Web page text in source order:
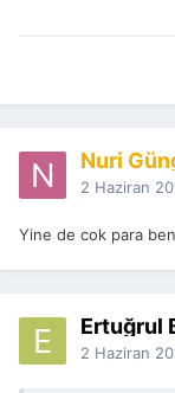
Nuri
2 Haziran
Yine de cok para ben
Ertuğrul
2 Haziran